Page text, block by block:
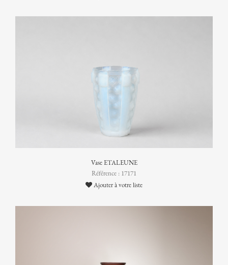
Vase ETALEUNE
Référence : 17171
Ajouter à votre liste